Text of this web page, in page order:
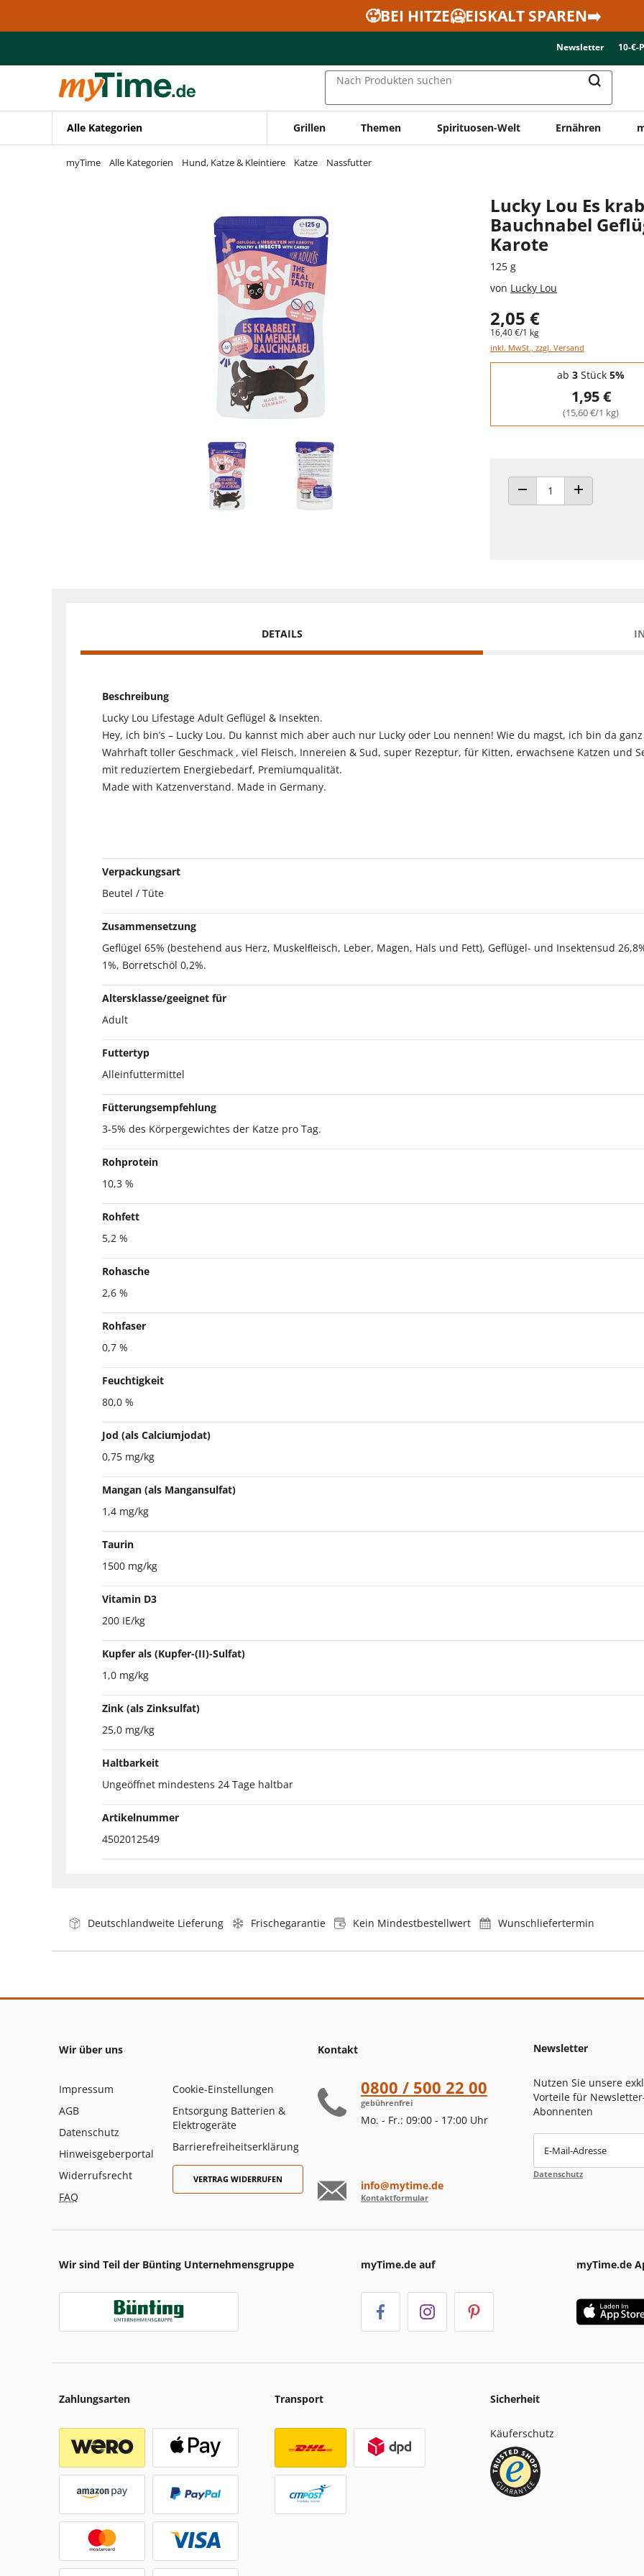
Zur Navigation springen
🥵BEI HITZE🥶EISKALT SPAREN➡️
Newsletter 10-€-
Nach Produkten suchen
Alle Kategorien Grillen Themen Spirituosen-Welt Ernähren
myTime Alle Kategorien Hund, Katze & Kleintiere Katze Nassfutter
Lucky Lou Es
Bauchnabel
Karote
125 g
von Lucky Lou
2,05 €
16,40 €/1 kg
inkl. MwSt., zzgl. Versand
Staffelpreise - Mengenrabatt
ab 3 Stück 5%
1,95 €
(15,60 €/1 kg)
ANZAHL VERRINGERN
ANZAHL
DETAILS
Beschreibung
Lucky Lou Lifestage Adult Geflügel & Insekten.
Hey, ich bin’s – Lucky Lou. Du kannst mich aber auch nur Lucky oder Lou nennen! Wie du magst, ich bin da
Wahrhaft toller Geschmack , viel Fleisch, Innereien & Sud, super Rezeptur, für Kitten, erwachsene Katzen und
mit reduziertem Energiebedarf, Premiumqualität.
Made with Katzenverstand. Made in Germany.
Verpackungsart
Beutel / Tüte
Zusammensetzung
Geflügel 65% (bestehend aus Herz, Muskelﬂeisch, Leber, Magen, Hals und Fett), Geflügel- und Insektensud
1%, Borretschöl 0,2%.
Altersklasse/geeignet für
Adult
Futtertyp
Alleinfuttermittel
Fütterungsempfehlung
3-5% des Körpergewichtes der Katze pro Tag.
Rohprotein
10,3 %
Rohfett
5,2 %
Rohasche
2,6 %
Rohfaser
0,7 %
Feuchtigkeit
80,0 %
Jod (als Calciumjodat)
0,75 mg/kg
Mangan (als Mangansulfat)
1,4 mg/kg
Taurin
1500 mg/kg
Vitamin D3
200 IE/kg
Kupfer als (Kupfer-(II)-Sulfat)
1,0 mg/kg
Zink (als Zinksulfat)
25,0 mg/kg
Haltbarkeit
Ungeöffnet mindestens 24 Tage haltbar
Artikelnummer
4502012549
Deutschlandweite Lieferung Frischegarantie Kein Mindestbestellwert Wunschliefertermin
Wir über uns
Impressum
AGB
Datenschutz
Hinweisgeberportal
Widerrufsrecht
FAQ
Cookie-Einstellungen
Entsorgung Batterien &
Elektrogeräte
Barrierefreiheitserklärung
VERTRAG WIDERRUFEN
Kontakt
0800 / 500 22 00
gebührenfrei
Mo. - Fr.: 09:00 - 17:00 Uhr
info@mytime.de
Kontaktformular
Newsletter
Nutzen Sie unsere
Vorteile für
Abonnenten
E-Mail-Adresse
Datenschutz
Wir sind Teil der Bünting Unternehmensgruppe myTime.de auf myTime.de
Zahlungsarten Transport Sicherheit
Käuferschutz